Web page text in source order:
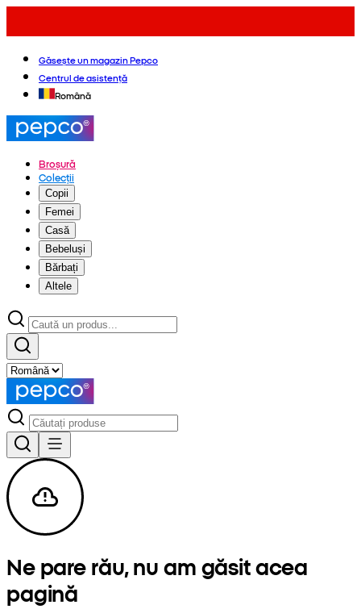
Găsește un magazin Pepco
Centrul de asistență
Română
Broșură
Colecții
Copii
Femei
Casă
Bebeluși
Bărbați
Altele
Ne pare rău, nu am găsit acea
pagină